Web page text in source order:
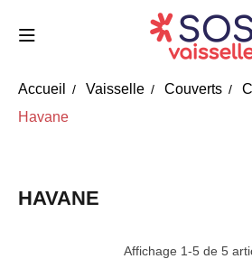
Accueil Vaisselle Couverts
Havane
HAVANE
Affichage 1-5 de 5